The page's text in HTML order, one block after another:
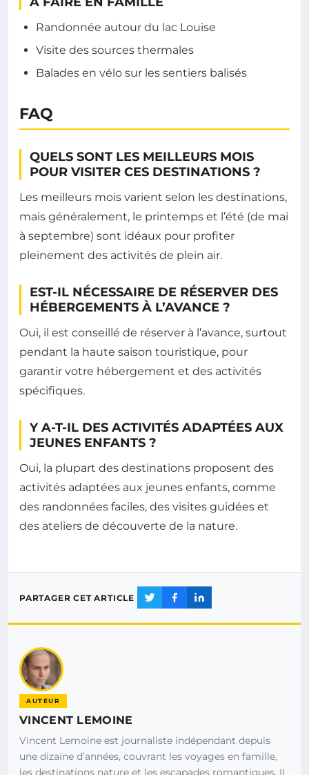
Randonnée autour du lac Louise
Visite des sources thermales
Balades en vélo sur les sentiers balisés
FAQ
QUELS SONT LES MEILLEURS MOIS
POUR VISITER CES DESTINATIONS ?
Les meilleurs mois varient selon les destinations,
mais généralement, le printemps et l’été (de mai
à septembre) sont idéaux pour profiter
pleinement des activités de plein air.
EST-IL NÉCESSAIRE DE RÉSERVER DES
HÉBERGEMENTS À L’AVANCE ?
Oui, il est conseillé de réserver à l’avance, surtout
pendant la haute saison touristique, pour
garantir votre hébergement et des activités
spécifiques.
Y A-T-IL DES ACTIVITÉS ADAPTÉES AUX
JEUNES ENFANTS ?
Oui, la plupart des destinations proposent des
activités adaptées aux jeunes enfants, comme
des randonnées faciles, des visites guidées et
des ateliers de découverte de la nature.
PARTAGER CET ARTICLE
AUTEUR
VINCENT LEMOINE
Vincent Lemoine est journaliste indépendant depuis
une dizaine d’années, couvrant les voyages en famille,